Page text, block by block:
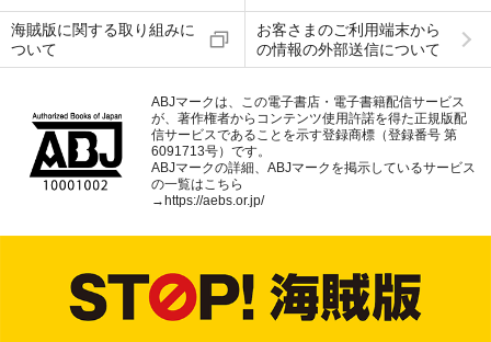
海賊版に関する取り組みに
ついて
お客さまのご利用端末から
の情報の外部送信について
ABJマークは、この電子書店・電子書籍配信サービス
が、著作権者からコンテンツ使用許諾を得た正規版配
信サービスであることを示す登録商標（登録番号 第
6091713号）です。
ABJマークの詳細、ABJマークを掲示しているサービス
の一覧はこちら
→ https://aebs.or.jp/